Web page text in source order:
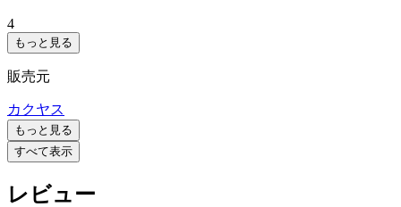
4
もっと見る
販売元
カクヤス
もっと見る
すべて表示
レビュー